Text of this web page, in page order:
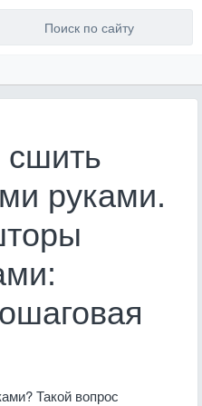
сшить
руками.
Такой вопрос
любых предложений по
artist71@cp9.ru